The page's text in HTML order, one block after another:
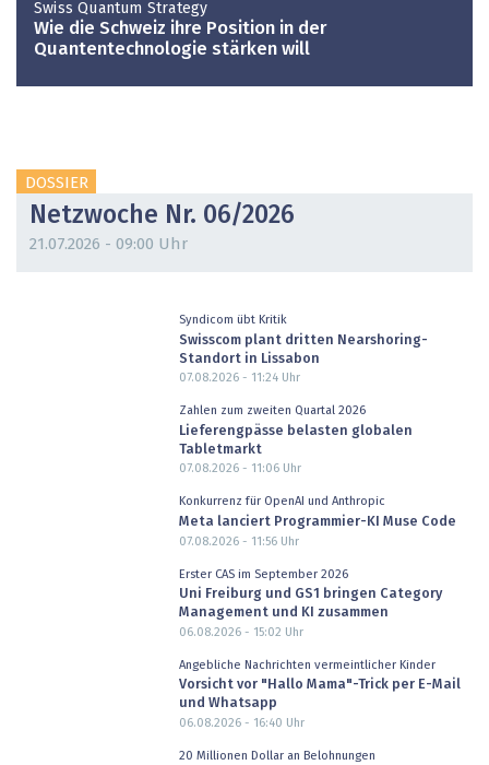
Swiss Quantum Strategy
Wie die Schweiz ihre Position in der
Quantentechnologie stärken will
DOSSIER
Netzwoche Nr. 06/2026
21.07.2026 - 09:00 Uhr
Syndicom übt Kritik
Swisscom plant dritten Nearshoring-
Standort in Lissabon
07.08.2026 - 11:24Uhr
Zahlen zum zweiten Quartal 2026
Lieferengpässe belasten globalen
Tabletmarkt
07.08.2026 - 11:06Uhr
Konkurrenz für OpenAI und Anthropic
Meta lanciert Programmier-KI Muse Code
07.08.2026 - 11:56Uhr
Erster CAS im September 2026
Uni Freiburg und GS1 bringen Category
Management und KI zusammen
06.08.2026 - 15:02 Uhr
Angebliche Nachrichten vermeintlicher Kinder
Vorsicht vor "Hallo Mama"-Trick per E-Mail
und Whatsapp
06.08.2026 - 16:40 Uhr
20 Millionen Dollar an Belohnungen